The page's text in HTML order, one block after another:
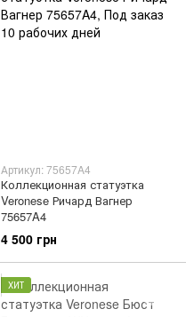
Артикул: 75657A4
Коллекционная статуэтка
Veronese Ричард Вагнер
75657A4
4 500 грн
ХИТ